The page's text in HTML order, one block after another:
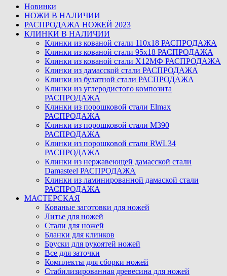
Новинки
НОЖИ В НАЛИЧИИ
РАСПРОДАЖА НОЖЕЙ 2023
КЛИНКИ В НАЛИЧИИ
Клинки из кованой стали 110х18 РАСПРОДАЖА
Клинки из кованой стали 95х18 РАСПРОДАЖА
Клинки из кованой стали Х12МФ РАСПРОДАЖА
Клинки из дамасской стали РАСПРОДАЖА
Клинки из булатной стали РАСПРОДАЖА
Клинки из углеродистого композита
РАСПРОДАЖА
Клинки из порошковой стали Elmax
РАСПРОДАЖА
Клинки из порошковой стали M390
РАСПРОДАЖА
Клинки из порошковой стали RWL34
РАСПРОДАЖА
Клинки из нержавеющей дамасской стали
Damasteel РАСПРОДАЖА
Клинки из ламинированной дамаской стали
РАСПРОДАЖА
МАСТЕРСКАЯ
Кованые заготовки для ножей
Литье для ножей
Стали для ножей
Бланки для клинков
Бруски для рукоятей ножей
Все для заточки
Комплекты для сборки ножей
Стабилизированная древесина для ножей